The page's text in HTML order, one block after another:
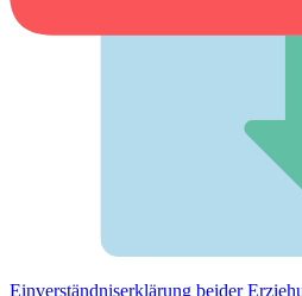
Einverständnis­erklärung beider